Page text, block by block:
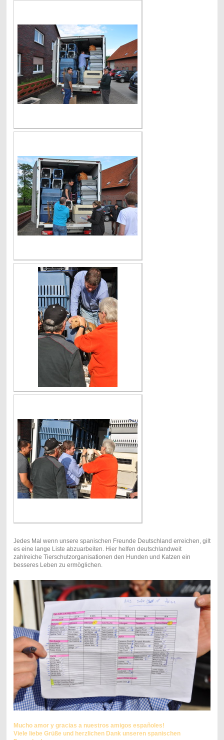
Jedes Mal wenn unsere spanischen Freunde Deutschland erreichen, gilt
es eine lange Liste abzuarbeiten. Hier helfen deutschlandweit
zahlreiche Tierschutzorganisationen den Hunden und Katzen ein
besseres Leben zu ermöglichen.
Mucho amor y gracias a nuestros amigos españoles!
Viele liebe Grüße und herzlichen Dank unseren spanischen